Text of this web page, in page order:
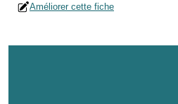
Améliorer cette fiche